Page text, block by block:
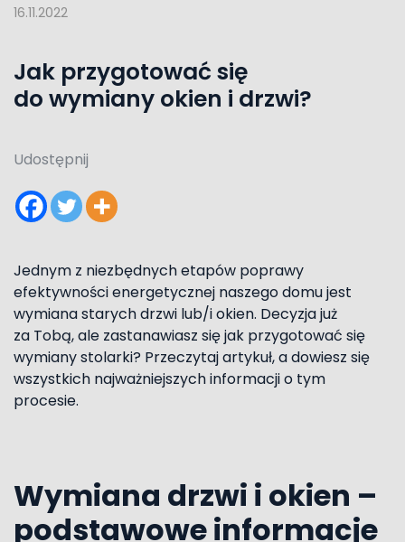
16.11.2022
Jak przygotować się
do wymiany okien i drzwi?
Udostępnij
Jednym z niezbędnych etapów poprawy
efektywności energetycznej naszego domu jest
wymiana starych drzwi lub/i okien. Decyzja już
za Tobą, ale zastanawiasz się jak przygotować się
wymiany stolarki? Przeczytaj artykuł, a dowiesz się
wszystkich najważniejszych informacji o tym
procesie.
Wymiana drzwi i okien –
podstawowe informacje